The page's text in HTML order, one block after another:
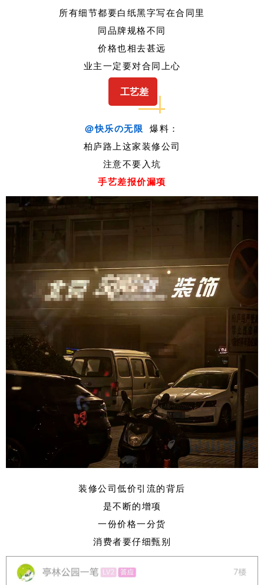
所有细节都要白纸黑字写在合同里
同品牌规格不同
价格也相去甚远
业主一定要对合同上心
工艺差
@快乐の无限 爆料：
柏庐路上这家装修公司
注意不要入坑
手艺差报价漏项
装修公司低价引流的背后
是不断的增项
一份价格一分货
消费者要仔细甄别